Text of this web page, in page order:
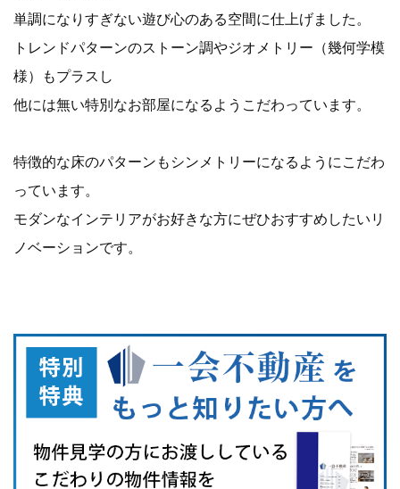
単調になりすぎない遊び心のある空間に仕上げました。
トレンドパターンのストーン調やジオメトリー（幾何学模
様）もプラスし
他には無い特別なお部屋になるようこだわっています。
特徴的な床のパターンもシンメトリーになるようにこだわ
っています。
モダンなインテリアがお好きな方にぜひおすすめしたいリ
ノベーションです。